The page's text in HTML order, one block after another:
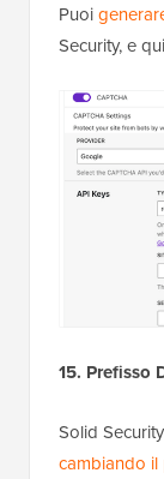
Puoi
Security, e
15. Prefisso
Solid
cambiando